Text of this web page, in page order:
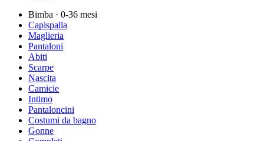
Bimba · 0-36 mesi
Capispalla
Maglieria
Pantaloni
Abiti
Scarpe
Nascita
Camicie
Intimo
Pantaloncini
Costumi da bagno
Gonne